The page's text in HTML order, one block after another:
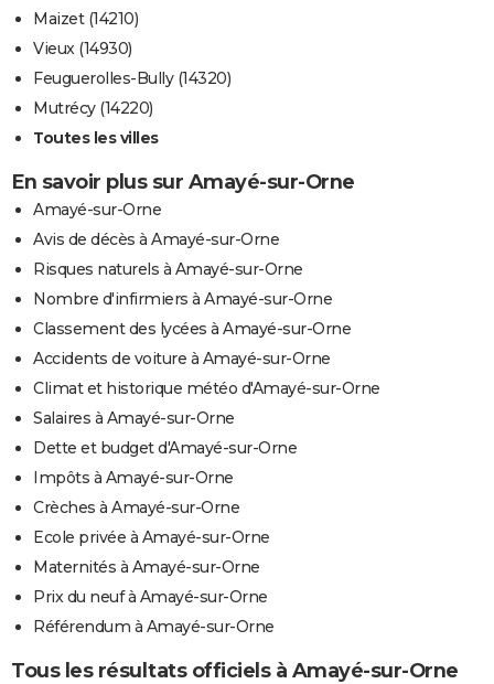
Maizet (14210)
Vieux (14930)
Feuguerolles-Bully (14320)
Mutrécy (14220)
Toutes les villes
En savoir plus sur Amayé-sur-Orne
Amayé-sur-Orne
Avis de décès à Amayé-sur-Orne
Risques naturels à Amayé-sur-Orne
Nombre d'infirmiers à Amayé-sur-Orne
Classement des lycées à Amayé-sur-Orne
Accidents de voiture à Amayé-sur-Orne
Climat et historique météo d'Amayé-sur-Orne
Salaires à Amayé-sur-Orne
Dette et budget d'Amayé-sur-Orne
Impôts à Amayé-sur-Orne
Crèches à Amayé-sur-Orne
Ecole privée à Amayé-sur-Orne
Maternités à Amayé-sur-Orne
Prix du neuf à Amayé-sur-Orne
Référendum à Amayé-sur-Orne
Tous les résultats officiels à Amayé-sur-Orne